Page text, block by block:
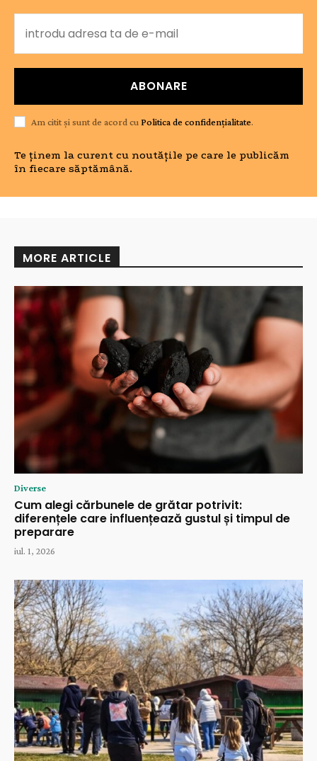
ABONARE
Am citit și sunt de acord cu Politica de confidențialitate.
Te ținem la curent cu noutățile pe care le publicăm
în fiecare săptămână.
MORE ARTICLE
Diverse
Cum alegi cărbunele de grătar potrivit:
diferențele care influențează gustul și timpul de
preparare
iul. 1, 2026